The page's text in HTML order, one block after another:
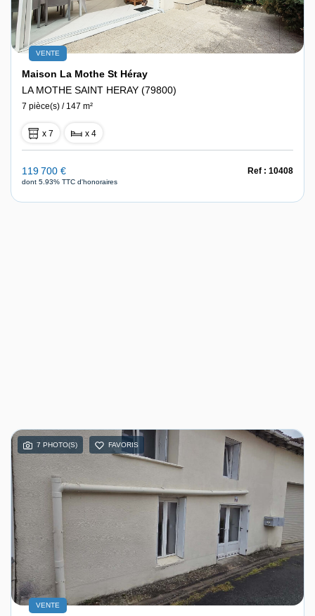
VENTE
Maison La Mothe St Héray
LA MOTHE SAINT HERAY (79800)
7 pièce(s) / 147 m²
x 7 x 4
119 700 €
dont 5.93% TTC d'honoraires
Ref : 10408
7 PHOTO(S) FAVORIS
VENTE